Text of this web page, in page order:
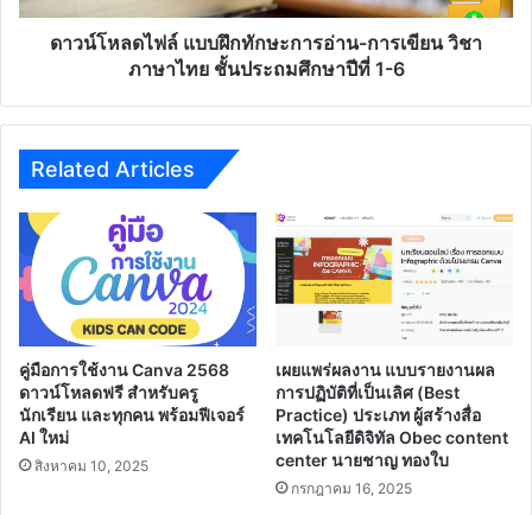
เขียน
ศึกษา
ปี
ที่
6
ดาวน์โหลดไฟล์ แบบฝึกทักษะการอ่าน-การเขียน วิชา
ภาษาไทย ชั้นประถมศึกษาปีที่ 1-6
Related Articles
คู่มือการใช้งาน Canva 2568
ดาวน์โหลดฟรี สำหรับครู
นักเรียน และทุกคน พร้อมฟีเจอร์
AI ใหม่
สิงหาคม 10, 2025
เผยแพร่ผลงาน แบบรายงานผล
การปฏิบัติที่เป็นเลิศ (Best
Practice) ประเภท ผู้สร้างสื่อ
เทคโนโลยีดิจิทัล Obec content
center นายชาญ ทองใบ
กรกฎาคม 16, 2025